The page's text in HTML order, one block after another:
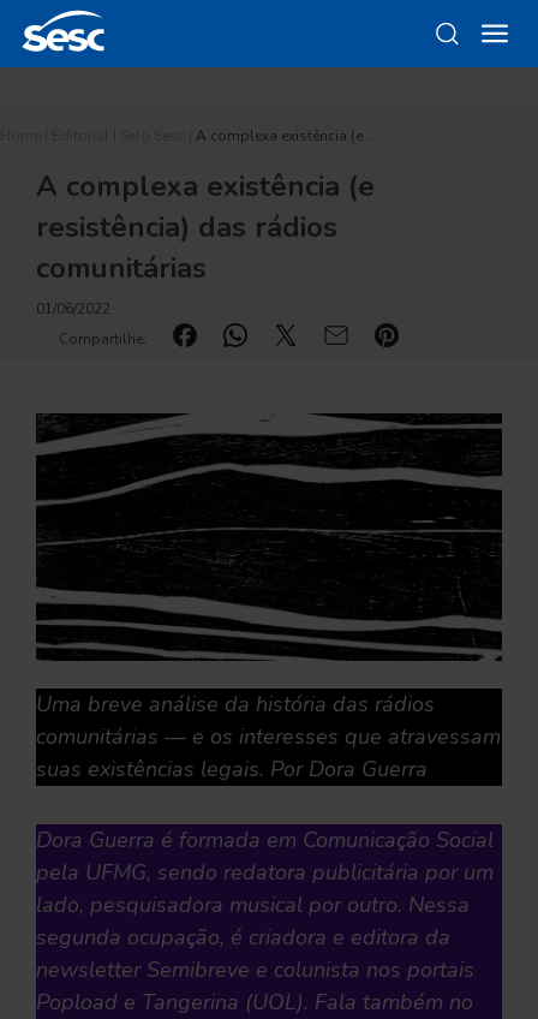
A complexa existência (e …
A complexa existência (e
resistência) das rádios
comunitárias
01/06/2022
Compartilhe:
Uma breve análise da história das rádios
comunitárias — e os interesses que atravessam
suas existências legais. Por Dora Guerra
Dora Guerra é formada em Comunicação Social
pela UFMG, sendo redatora publicitária por um
lado, pesquisadora musical por outro. Nessa
segunda ocupação, é criadora e editora da
newsletter Semibreve e colunista nos portais
Popload e Tangerina (UOL). Fala também no